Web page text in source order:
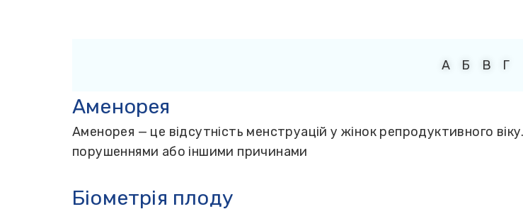
А Б В Г
Аменорея
Аменорея — це відсутність менструацій у жінок репродуктивного
порушеннями або іншими причинами
Біометрія плоду